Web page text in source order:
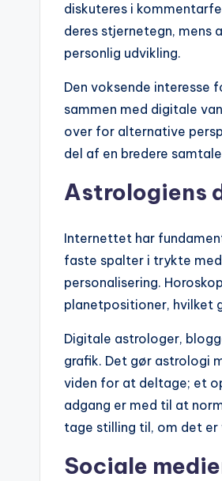
diskuteres i
deres stjernetegn, mens
personlig udvikling.
Den voksende interesse
sammen med digitale
over for alternative
del af en bredere
Astrologiens
Internettet har
faste spalter i trykte
personalisering.
planetpositioner, hvilket
Digitale astrologer,
grafik. Det gør astrologi
viden for at deltage; et
adgang er med til at
tage stilling til, om det er
Sociale